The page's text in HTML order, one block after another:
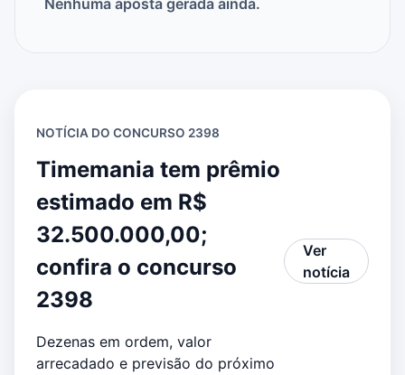
NOTÍCIA DO CONCURSO 2398
Timemania tem prêmio
estimado em R$
32.500.000,00;
confira o concurso
2398
Dezenas em ordem, valor
arrecadado e previsão do próximo
Ver
notícia